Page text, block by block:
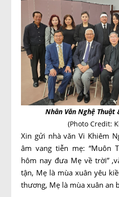
Nhân Văn Nghệ Thuật
(Photo Credit:
Xin gửi nhà văn Vi Khiêm
âm vang tiễn mẹ: “Muôn
hôm nay đưa Mẹ về trời”
tận, Mẹ là mùa xuân yêu
thương, Mẹ là mùa xuân an